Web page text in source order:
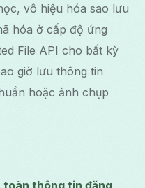
vô hiệu hóa sao lưu
hóa ở cấp độ ứng
File API cho bất kỳ
giờ lưu thông tin
hoặc ảnh chụp
toàn thông tin đăng